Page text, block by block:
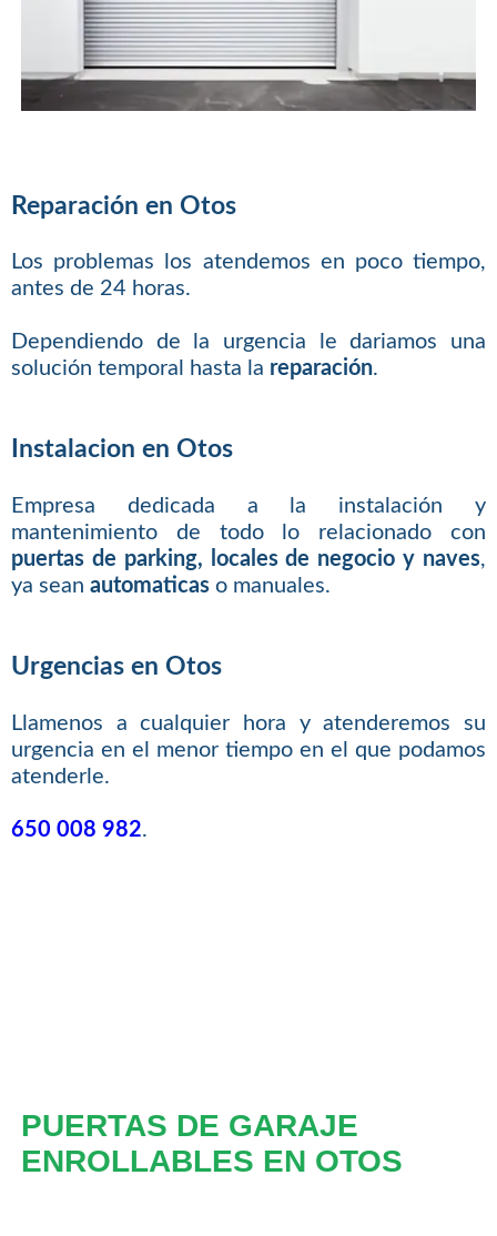
Reparación en Otos
Los problemas los atendemos en poco tiempo,
antes de 24 horas.
Dependiendo de la urgencia le dariamos una
solución temporal hasta la reparación.
Instalacion en Otos
Empresa dedicada a la instalación y
mantenimiento de todo lo relacionado con
puertas de parking, locales de negocio y naves,
ya sean automaticaso manuales.
Urgencias en Otos
Llamenos a cualquier hora y atenderemos su
urgencia en el menor tiempo en el que podamos
atenderle.
650 008 982.
PUERTAS DE GARAJE
ENROLLABLES EN OTOS